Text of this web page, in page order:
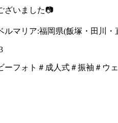
ざいました📷
ルマリア:福岡県(飯塚・田川
ーフォト＃成人式＃振袖＃ウ